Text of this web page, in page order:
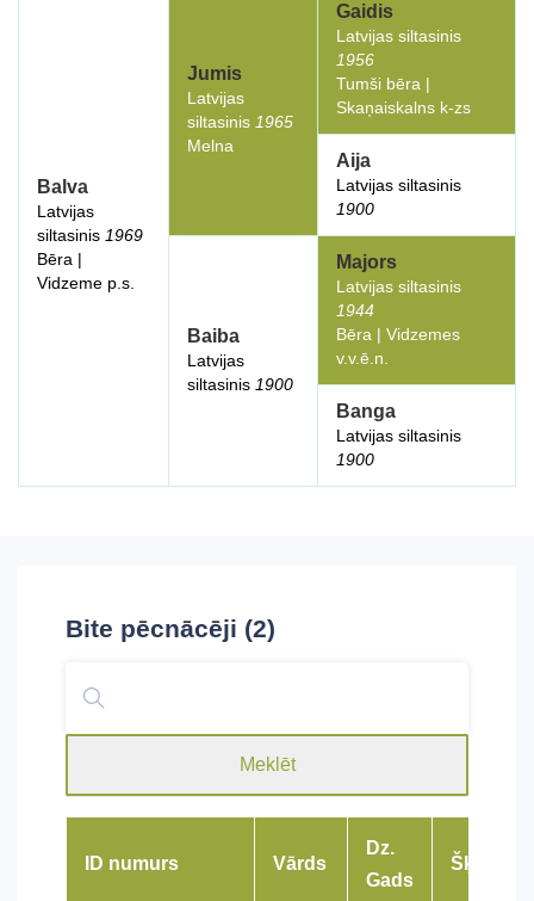
Balva
Latvijas
siltasinis 1969
Bēra |
Vidzeme p.s.
Jumis
Latvijas
siltasinis 1965
Melna
Gaidis
Latvijas siltasinis
1956
Tumši bēra |
Skaņaiskalns k-zs
Aija
Latvijas siltasinis
1900
Baiba
Latvijas
siltasinis 1900
Majors
Latvijas siltasinis
1944
Bēra | Vidzemes
v.v.ē.n.
Banga
Latvijas siltasinis
1900
Bite pēcnācēji (2)
Meklēt
ID numurs Vārds
Dz.
Gads
Šķirne